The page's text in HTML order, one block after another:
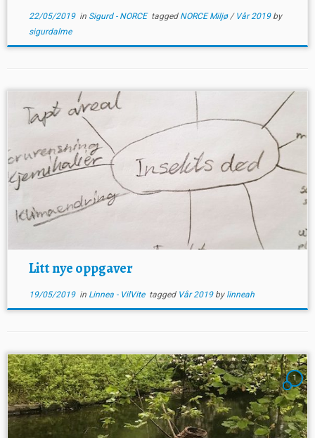
22/05/2019in Sigurd - NORCE tagged NORCE Miljø/ Vår 2019 by
sigurdalme
Litt nye oppgaver
19/05/2019in Linnea - VilVite tagged Vår 2019 by linneah
1